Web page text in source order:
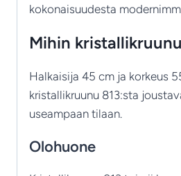
kokonaisuudesta
Mihin
Halkaisija 45 cm ja korkeus
kristallikruunu 813:sta
useampaan tilaan.
Olohuone